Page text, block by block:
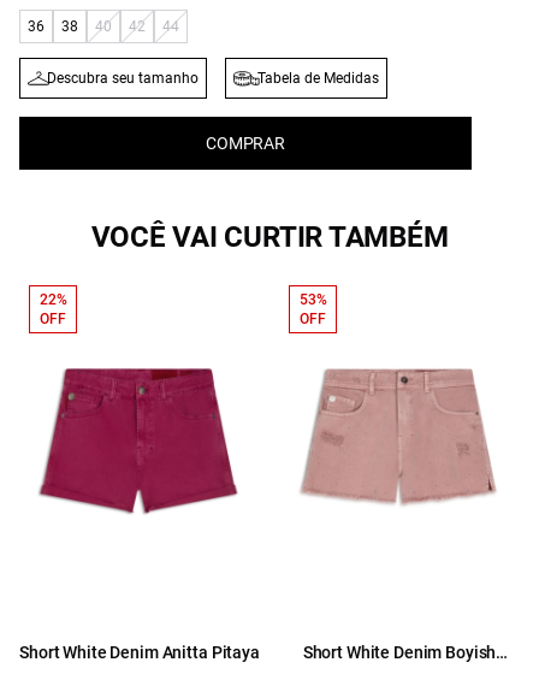
36 38 40 42 44
Descubra seu tamanho Tabela de Medidas
COMPRAR
VOCÊ VAI CURTIR TAMBÉM
Short White Denim Anitta Pitaya
22%
OFF
Short White Denim Boyish
53%
OFF